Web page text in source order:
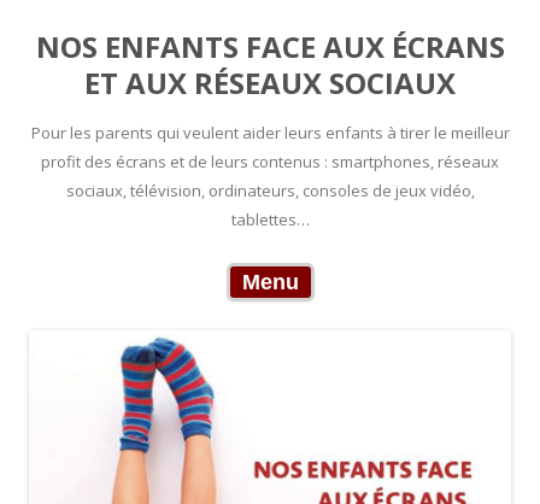
NOS ENFANTS FACE AUX ÉCRANS
ET AUX RÉSEAUX SOCIAUX
Pour les parents qui veulent aider leurs enfants à tirer le meilleur
profit des écrans et de leurs contenus : smartphones, réseaux
sociaux, télévision, ordinateurs, consoles de jeux vidéo,
tablettes…
Menu